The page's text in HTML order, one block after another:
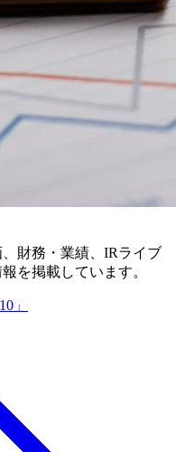
財務・業績、IRライブ
を掲載しています。
」